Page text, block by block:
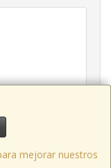
mejorar nuestros